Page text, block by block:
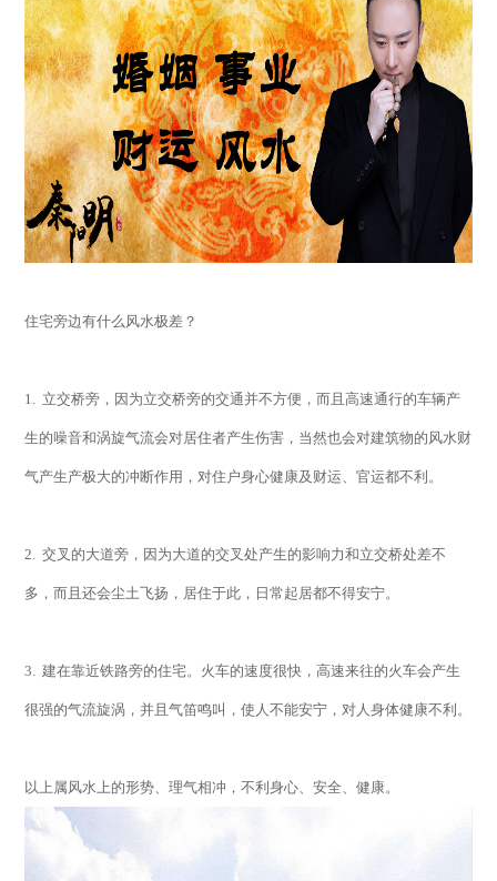
住宅旁边有什么风水极差？
1. 立交桥旁，因为立交桥旁的交通并不方便，而且高速通行的车辆产
生的噪音和涡旋气流会对居住者产生伤害，当然也会对建筑物的风水财
气产生产极大的冲断作用，对住户身心健康及财运、官运都不利。
2.交叉的大道旁，因为大道的交叉处产生的影响力和立交桥处差不
多，而且还会尘土飞扬，居住于此，日常起居都不得安宁。
3.建在靠近铁路旁的住宅。火车的速度很快，高速来往的火车会产生
很强的气流旋涡，并且气笛鸣叫，使人不能安宁，对人身体健康不利。
以上属风水上的形势、理气相冲，不利身心、安全、健康。